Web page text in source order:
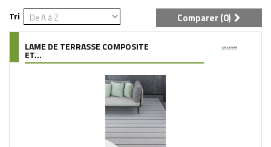
Tri Comparer (0)
LAME DE TERRASSE COMPOSITE
ET...